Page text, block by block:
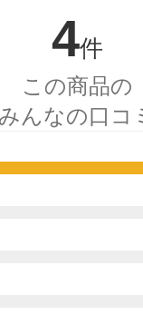
リフト
4件
この商品の
みんなの口コ